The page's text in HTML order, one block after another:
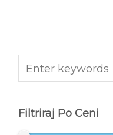
Filtriraj Po Ceni